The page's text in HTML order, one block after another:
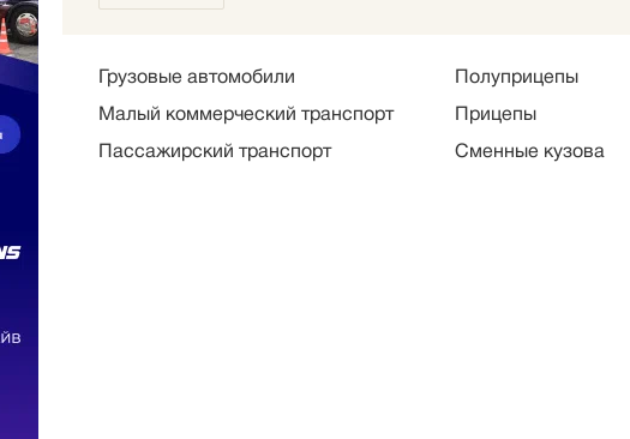
Грузовые автомобили
Малый коммерческий транспорт
Пассажирский транспорт
Полуприцепы
Прицепы
Сменные кузова